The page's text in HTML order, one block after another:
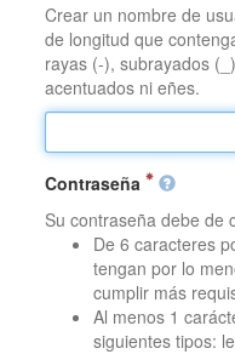
Crear un nombre de
de longitud que
rayas (-), subrayados
acentuados ni eñes.
Contraseña
Su contraseña debe de
De 6 caracteres
tengan por lo
cumplir más
Al menos 1
siguientes tipos: